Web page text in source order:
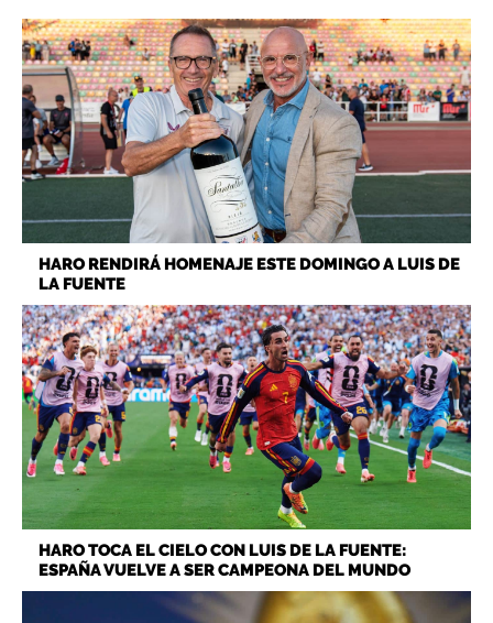
HARO RENDIRÁ HOMENAJE ESTE DOMINGO A LUIS DE
LA FUENTE
HARO TOCA EL CIELO CON LUIS DE LA FUENTE:
ESPAÑA VUELVE A SER CAMPEONA DEL MUNDO